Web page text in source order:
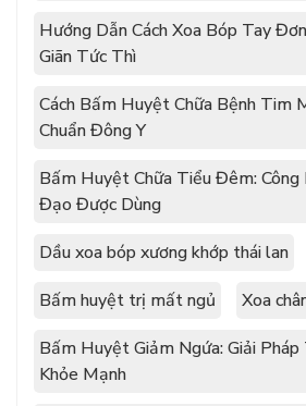
Hướng Dẫn Cách Xoa Bóp Tay
Giãn Tức Thì
Cách Bấm Huyệt Chữa Bệnh Tim
Chuẩn Đông Y
Bấm Huyệt Chữa Tiểu Đêm:
Đạo Được Dùng
Dầu xoa bóp xương khớp thái lan
Bấm huyệt trị mất ngủ
Xoa
Bấm Huyệt Giảm Ngứa: Giải Pháp
Khỏe Mạnh